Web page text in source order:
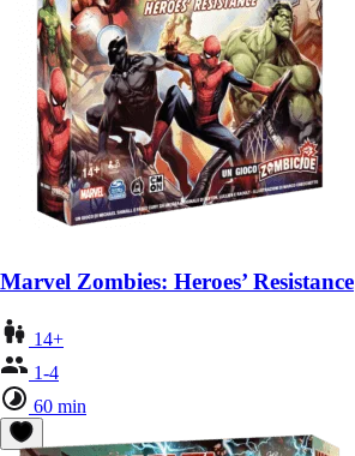
Marvel Zombies: Heroes’ Resistance
14+
1-4
60 min